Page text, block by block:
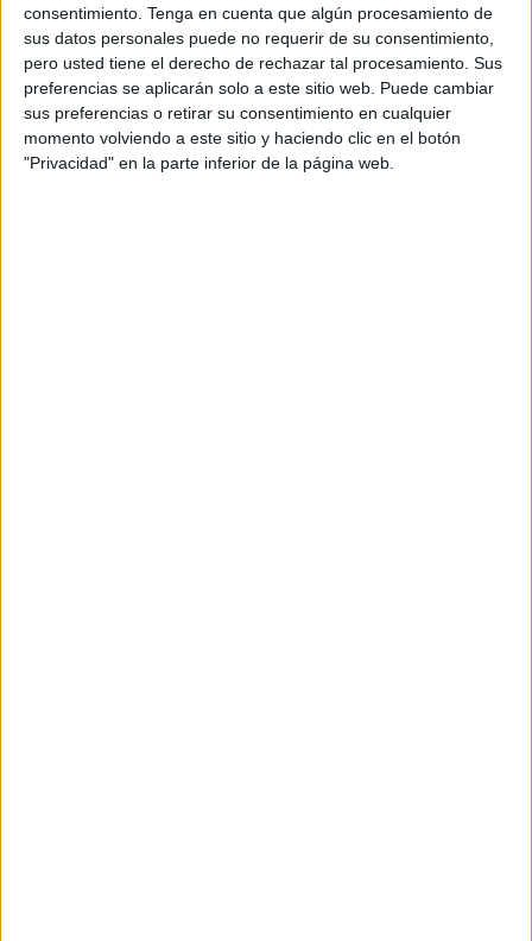
consentimiento. Tenga en cuenta que algún procesamiento de
sus datos personales puede no requerir de su consentimiento,
pero usted tiene el derecho de rechazar tal procesamiento. Sus
preferencias se aplicarán solo a este sitio web. Puede cambiar
sus preferencias o retirar su consentimiento en cualquier
momento volviendo a este sitio y haciendo clic en el botón
"Privacidad" en la parte inferior de la página web.
estatutario de losservicios de saludde ambas ciudad
autónoma, abordó este asunto en su reunión de este
jueves celebrada en Madrid, con la participación de la
administración sanitaria y los sindicatosCemsatse,
CCOO, CSIF, UGT y USAE.